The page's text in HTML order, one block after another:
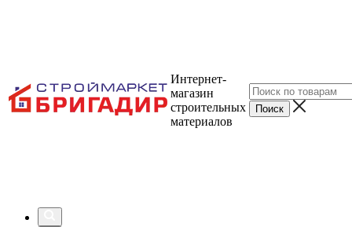
Интернет-
магазин
строительных
материалов